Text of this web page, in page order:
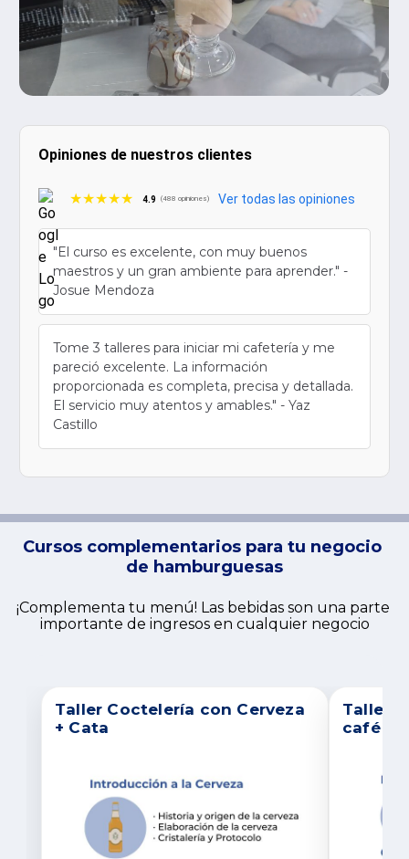
Opiniones de nuestros clientes
★★★★★ 4.9 (488 opiniones) Ver todas las opiniones
"El curso es excelente, con muy buenos
maestros y un gran ambiente para aprender." -
Josue Mendoza
Tome 3 talleres para iniciar mi cafetería y me
pareció excelente. La información
proporcionada es completa, precisa y detallada.
El servicio muy atentos y amables." - Yaz
Castillo
Cursos complementarios para tu negocio
de hamburguesas
¡Complementa tu menú! Las bebidas son una parte
importante de ingresos en cualquier negocio
Taller Coctelería con Cerveza
+ Cata
Taller
café